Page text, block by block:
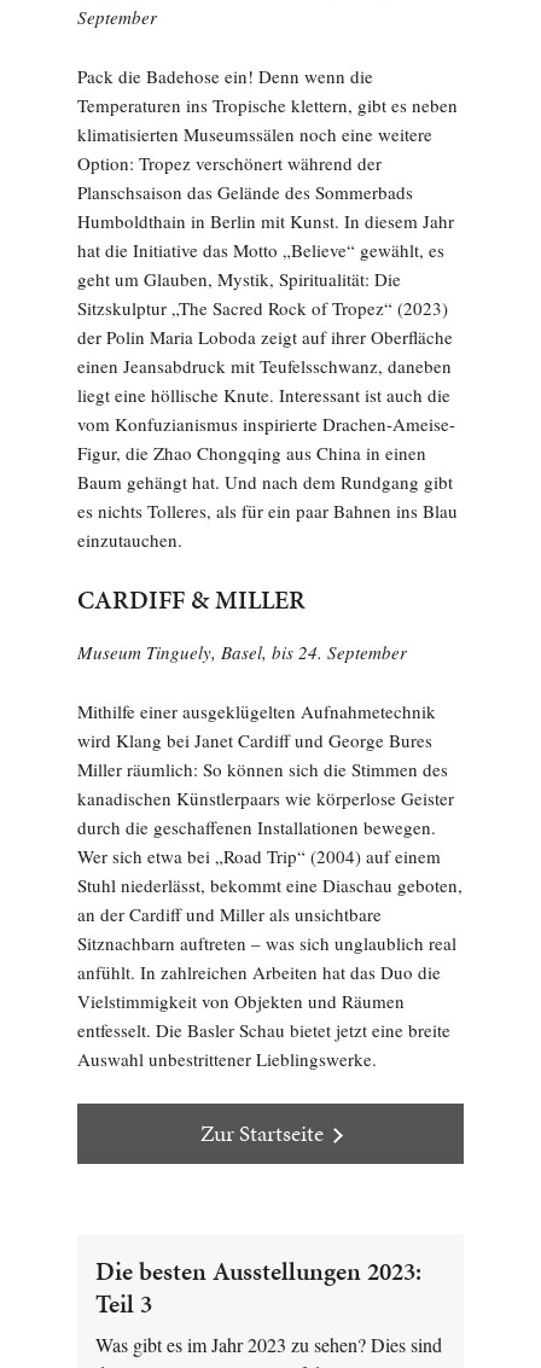
September
Pack die Badehose ein! Denn wenn die
Temperaturen ins Tropische klettern, gibt es neben
klimatisierten Museumssälen noch eine weitere
Option: Tropez verschönert während der
Planschsaison das Gelände des Sommerbads
Humboldthain in Berlin mit Kunst. In diesem Jahr
hat die Initiative das Motto „Believe“ gewählt, es
geht um Glauben, Mystik, Spiritualität: Die
Sitzskulptur „The Sacred Rock of Tropez“ (2023)
der Polin Maria Loboda zeigt auf ihrer Oberfläche
einen Jeansabdruck mit Teufelsschwanz, daneben
liegt eine höllische Knute. Interessant ist auch die
vom Konfuzianismus inspirierte Drachen-Ameise-
Figur, die Zhao Chongqing aus China in einen
Baum gehängt hat. Und nach dem Rundgang gibt
es nichts Tolleres, als für ein paar Bahnen ins Blau
einzutauchen.
CARDIFF & MILLER
Museum Tinguely, Basel, bis 24. September
Mithilfe einer ausgeklügelten Aufnahmetechnik
wird Klang bei Janet Cardiff und George Bures
Miller räumlich: So können sich die Stimmen des
kanadischen Künstlerpaars wie körperlose Geister
durch die geschaffenen Installationen bewegen.
Wer sich etwa bei „Road Trip“ (2004) auf einem
Stuhl niederlässt, bekommt eine Diaschau geboten,
an der Cardiff und Miller als unsichtbare
Sitznachbarn auftreten – was sich unglaublich real
anfühlt. In zahlreichen Arbeiten hat das Duo die
Vielstimmigkeit von Objekten und Räumen
entfesselt. Die Basler Schau bietet jetzt eine breite
Auswahl unbestrittener Lieblingswerke.
Zur Startseite
Die besten Ausstellungen 2023:
Teil 3
Was gibt es im Jahr 2023 zu sehen? Dies sind